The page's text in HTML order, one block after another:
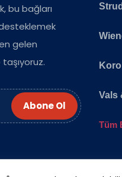
bu bağları
gelen
Abone Ol
Koro
Vals
Tüm